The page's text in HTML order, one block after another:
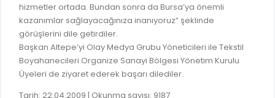
hizmetler ortada. Bundan sonra da Bursa’ya önemli
kazanımlar sağlayacağınıza inanıyoruz” şeklinde
görüşlerini dile getirdiler.
Başkan Altepe’yi Olay Medya Grubu Yöneticileri ile Tekstil
Boyahanecileri Organize Sanayi Bölgesi Yönetim Kurulu
Üyeleri de ziyaret ederek başarı dilediler.
Tarih: 22.04.2009 | Okunma sayısı: 9187